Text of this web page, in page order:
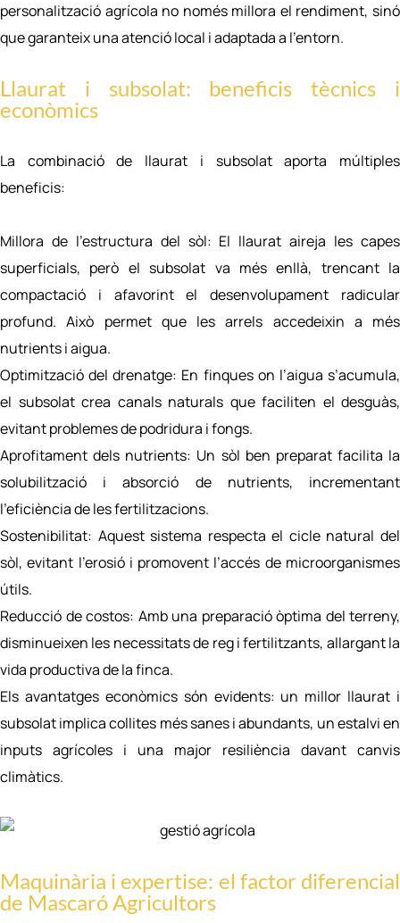
personalització agrícola no només millora el rendiment, sinó
que garanteix una atenció local i adaptada a l’entorn.
Llaurat i subsolat: beneficis tècnics i
econòmics
La combinació de llaurat i subsolat aporta múltiples
beneficis:
Millora de l’estructura del sòl: El llaurat aireja les capes
superficials, però el subsolat va més enllà, trencant la
compactació i afavorint el desenvolupament radicular
profund. Això permet que les arrels accedeixin a més
nutrients i aigua.
Optimització del drenatge: En finques on l’aigua s’acumula,
el subsolat crea canals naturals que faciliten el desguàs,
evitant problemes de podridura i fongs.
Aprofitament dels nutrients: Un sòl ben preparat facilita la
solubilització i absorció de nutrients, incrementant
l’eficiència de les fertilitzacions.
Sostenibilitat: Aquest sistema respecta el cicle natural del
sòl, evitant l’erosió i promovent l’accés de microorganismes
útils.
Reducció de costos: Amb una preparació òptima del terreny,
disminueixen les necessitats de reg i fertilitzants, allargant la
vida productiva de la finca.
Els avantatges econòmics són evidents: un millor llaurat i
subsolat implica collites més sanes i abundants, un estalvi en
inputs agrícoles i una major resiliència davant canvis
climàtics.
Maquinària i expertise: el factor diferencial
de Mascaró Agricultors